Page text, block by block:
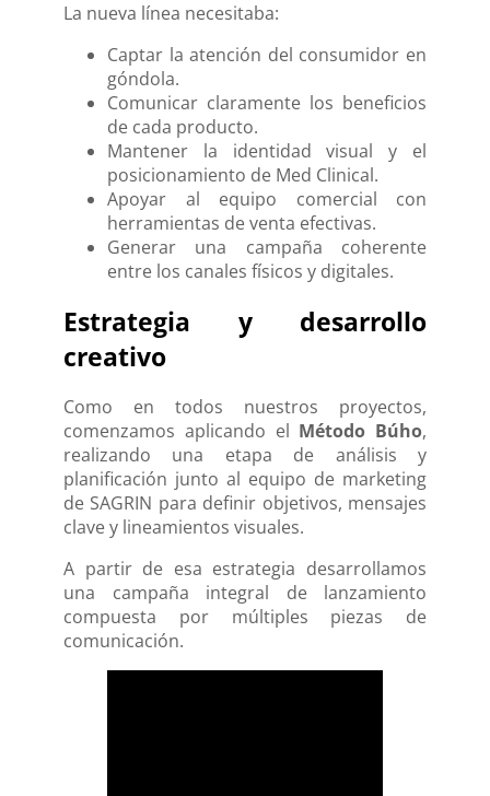
La nueva línea necesitaba:
Captar la atención del consumidor en
góndola.
Comunicar claramente los beneficios
de cada producto.
Mantener la identidad visual y el
posicionamiento de Med Clinical.
Apoyar al equipo comercial con
herramientas de venta efectivas.
Generar una campaña coherente
entre los canales físicos y digitales.
Estrategia y desarrollo
creativo
Como en todos nuestros proyectos,
comenzamos aplicando el Método Búho,
realizando una etapa de análisis y
planificación junto al equipo de marketing
de SAGRIN para definir objetivos, mensajes
clave y lineamientos visuales.
A partir de esa estrategia desarrollamos
una campaña integral de lanzamiento
compuesta por múltiples piezas de
comunicación.